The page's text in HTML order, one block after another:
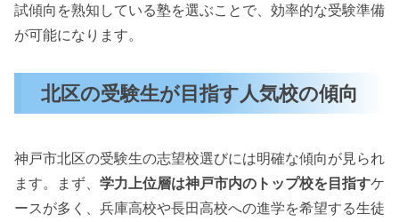
試傾向を熟知している塾を選ぶことで、効率的な受験準備
が可能になります。
北区の受験生が目指す人気校の傾向
神戸市北区の受験生の志望校選びには明確な傾向が見られ
ます。まず、 学力上位層は神戸市内のトップ校を目指すケ
ースが多く、兵庫高校や長田高校への進学を希望する生徒